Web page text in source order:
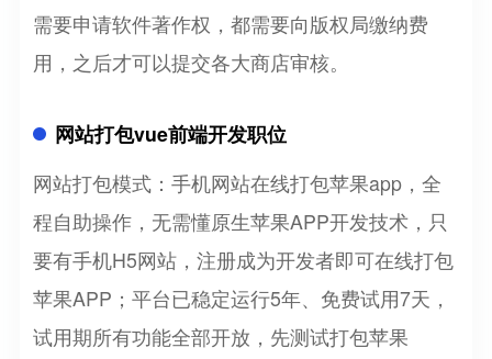
需要申请软件著作权，都需要向版权局缴纳费
用，之后才可以提交各大商店审核。
网站打包vue前端开发职位
网站打包模式：手机网站在线打包苹果app，全
程自助操作，无需懂原生苹果APP开发技术，只
要有手机H5网站，注册成为开发者即可在线打包
苹果APP；平台已稳定运行5年、免费试用7天，
试用期所有功能全部开放，先测试打包苹果